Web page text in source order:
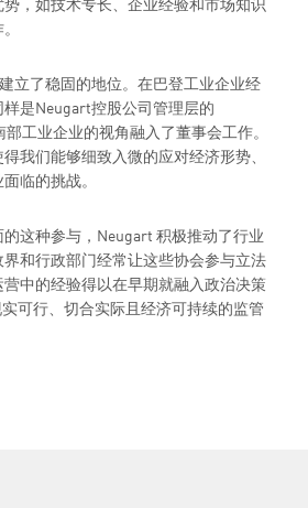
立了稳固的地位。在巴登工业企业经
是Neugart控股公司管理层的
工业企业的视角融入了董事会工作。
我们能够细致入微的应对经济形势、
临的挑战。
这种参与，Neugart 积极推动了行业
和行政部门经常让这些协会参与立法
中的经验得以在早期就融入政治决策
可行、切合实际且经济可持续的监管